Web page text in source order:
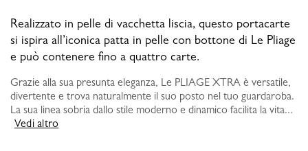
Realizzato in pelle di vacchetta liscia, questo portacarte
si ispira all’iconica patta in pelle con bottone di Le Pliage
e può contenere fino a quattro carte.
Grazie alla sua presunta eleganza, Le PLIAGE XTRA è versatile,
divertente e trova naturalmente il suo posto nel tuo guardaroba.
La sua linea sobria dallo stile moderno e dinamico facilita la vita...
Vedi altro